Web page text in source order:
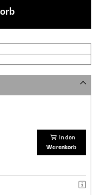
In den
Warenkorb